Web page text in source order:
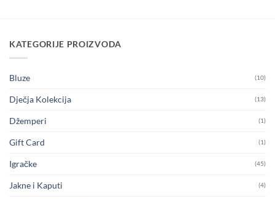
KATEGORIJE PROIZVODA
Bluze (10)
Dječja Kolekcija (13)
Džemperi (1)
Gift Card (1)
Igračke (45)
Jakne i Kaputi (4)